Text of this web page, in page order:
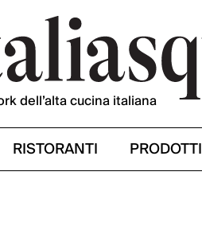
dell’alta cucina italiana
RISTORANTI PRODOTTI